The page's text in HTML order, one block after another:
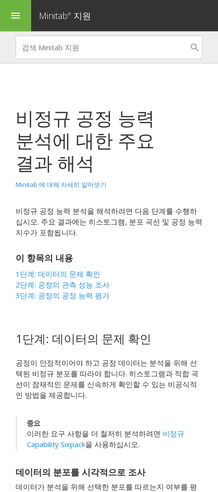
menu Minitab® 지원
비정규 공정 능력
분석에 대한 주요
결과 해석
Minitab 에 대해 자세히 알아보기
비정규 공정 능력 분석을 해석하려면 다음 단계를 수행하
십시오. 주요 결과에는 히스토그램, 분포 곡선 및 공정 능력
지수가 포함됩니다.
이 항목의 내용
1단계: 데이터의 문제 확인
2단계: 공정의 관측 성능 조사
3단계: 공정의 공정 능력 평가
1단계: 데이터의 문제 확인
공정이 안정적이어야 하고 공정 데이터는 분석을 위해 선
택된 비정규 분포를 따라야 합니다. 히스토그램과 적합 곡
선이 잠재적인 문제를 신속하게 확인할 수 있는 비공식적
인 방법을 제공합니다.
중요
이러한 요구 사항을 더 철저히 분석하려면 비정규
Capability Sixpack을 사용하십시오.
데이터의 분포를 시각적으로 조사
데이터가 분석을 위해 선택한 분포를 따르는지 여부를 평